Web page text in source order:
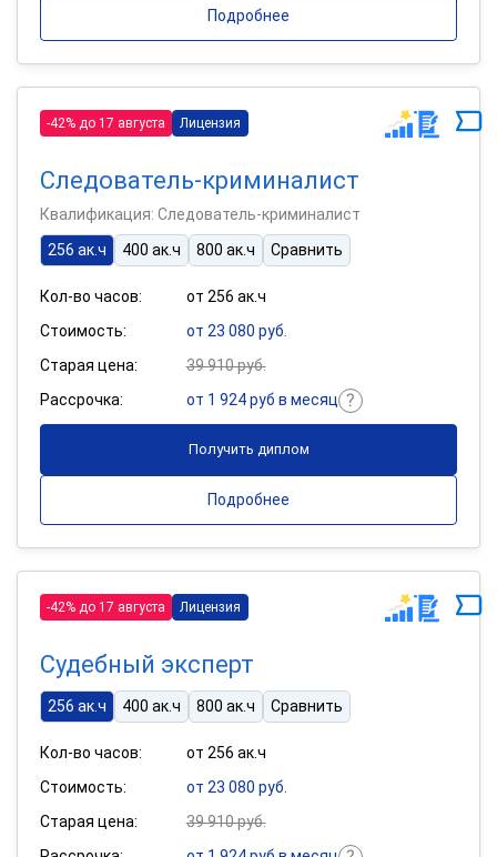
Подробнее
-42% до 17 августа Лицензия
Следователь-криминалист
Квалификация: Следователь-криминалист
256 ак.ч
400 ак.ч 800 ак.ч Сравнить
Кол-во часов:
от 256 ак.ч
Стоимость:
от 23 080 руб.
Старая цена:
39 910 руб.
Рассрочка:
от 1 924 руб в месяц
Получить диплом
Подробнее
-42% до 17 августа Лицензия
Судебный эксперт
256 ак.ч 400 ак.ч 800 ак.ч Сравнить
Кол-во часов:
от 256 ак.ч
Стоимость:
от 23 080 руб.
Старая цена:
39 910 руб.